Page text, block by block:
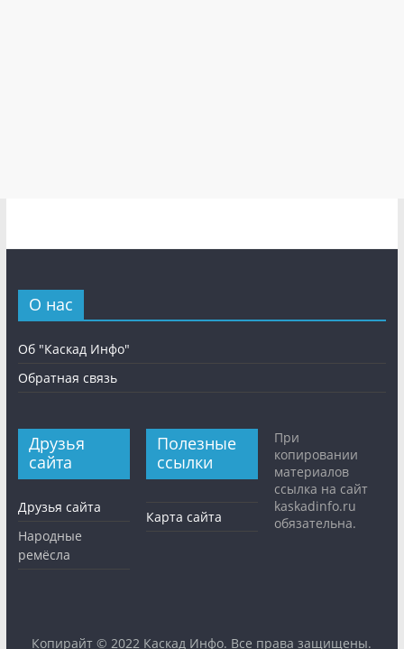
О нас
Об "Каскад Инфо"
Обратная связь
Друзья
сайта
Друзья сайта
Народные
ремёсла
Полезные
ссылки
Карта сайта
При
копировании
материалов
ссылка на сайт
kaskadinfo.ru
обязательна.
Копирайт © 2022 Каскад Инфо. Все права защищены.